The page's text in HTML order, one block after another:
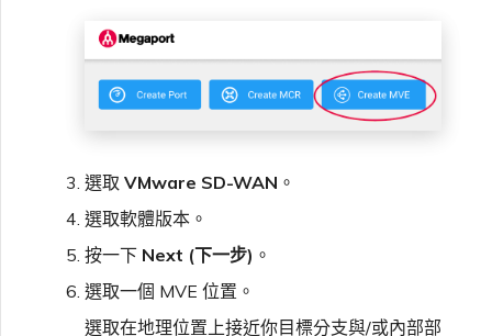
選取 VMware SD-WAN 。
選取軟體版本。
按一下 Next (下一步) 。
選取一個 MVE 位置。
選取在地理位置上接近你目標分支與/或內部部